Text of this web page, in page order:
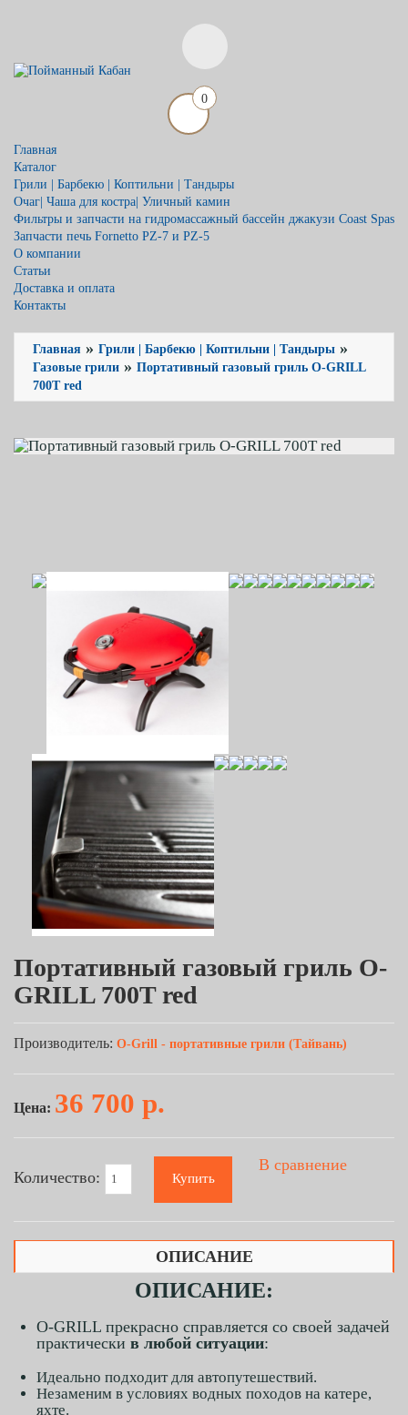
0
Главная
Каталог
Грили | Барбекю | Коптильни | Тандыры
Очаг| Чаша для костра| Уличный камин
Фильтры и запчасти на гидромассажный бассейн джакузи Coast Spas
Запчасти печь Fornetto PZ-7 и PZ-5
О компании
Статьи
Доставка и оплата
Контакты
Главная » Грили | Барбекю | Коптильни | Тандыры »
Газовые грили » Портативный газовый гриль O-GRILL
700T red
Портативный газовый гриль O-
GRILL 700T red
Производитель: O-Grill - портативные грили (Тайвань)
Цена: 36 700 р.
Количество: Купить
В сравнение
ОПИСАНИЕ
ОПИСАНИЕ:
O-GRILL прекрасно справляется со своей задачей
практически в любой ситуации:
Идеально подходит для автопутешествий.
Незаменим в условиях водных походов на катере,
яхте.